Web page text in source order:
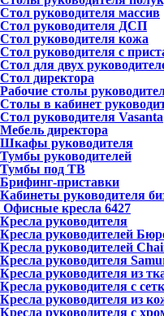
Стол руководителя массив
Стол руководителя ДСП
Стол руководителя кожа
Стол руководителя с
Стол для двух
Стол директора
Рабочие столы
Столы в кабинет
Стол руководителя Vasanta
Мебель директора
Шкафы руководителя
Тумбы руководителей
Тумбы под ТВ
Брифинг-приставки
Кабинеты руководителя
Офисные кресла 6427
Кресла руководителя
Кресла руководителей
Кресла руководителей
Кресла руководителя
Кресла руководителя из
Кресла руководителя с
Кресла руководителя из
Кресла руководителя с